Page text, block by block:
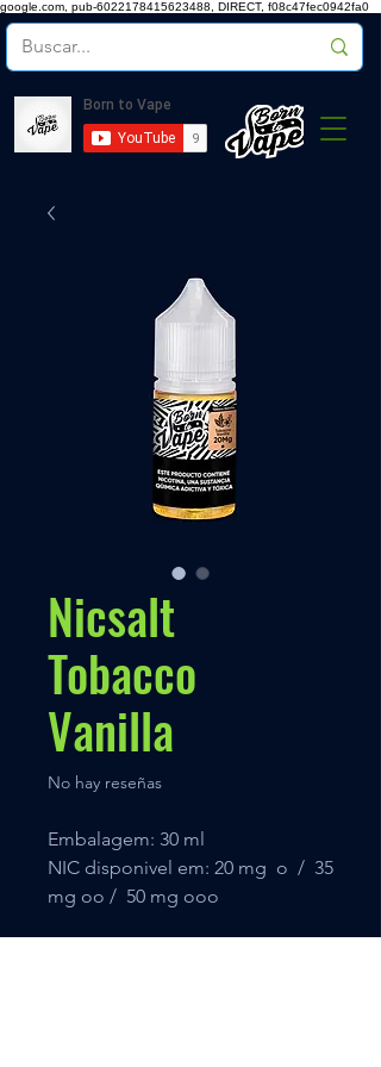
google.com, pub-6022178415623488, DIRECT, f08c47fec0942fa0
Nicsalt
Tobacco
Vanilla
No hay reseñas
Embalagem: 30 ml
NIC disponivel em: 20 mg o / 35
mg oo / 50 mg ooo